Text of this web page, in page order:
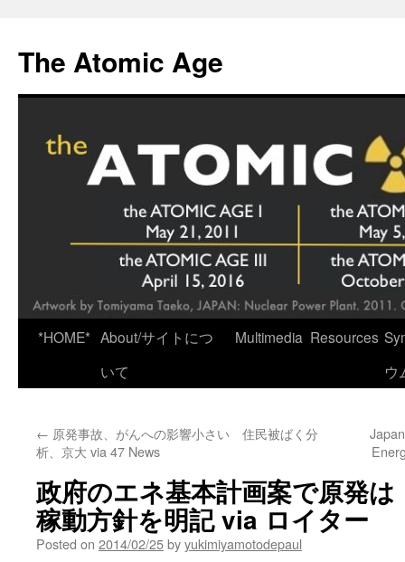
content
The Atomic Age
*HOME* About/サイトにつ
いて
Multimedia Resources
ウ
← 原発事故、がんへの影響小さい 住民被ばく分
析、京大 via 47 News
政府のエネ基本計画案で原発
稼動方針を明記 via ロイター
Posted on 2014/02/25byyukimiyamotodepaul